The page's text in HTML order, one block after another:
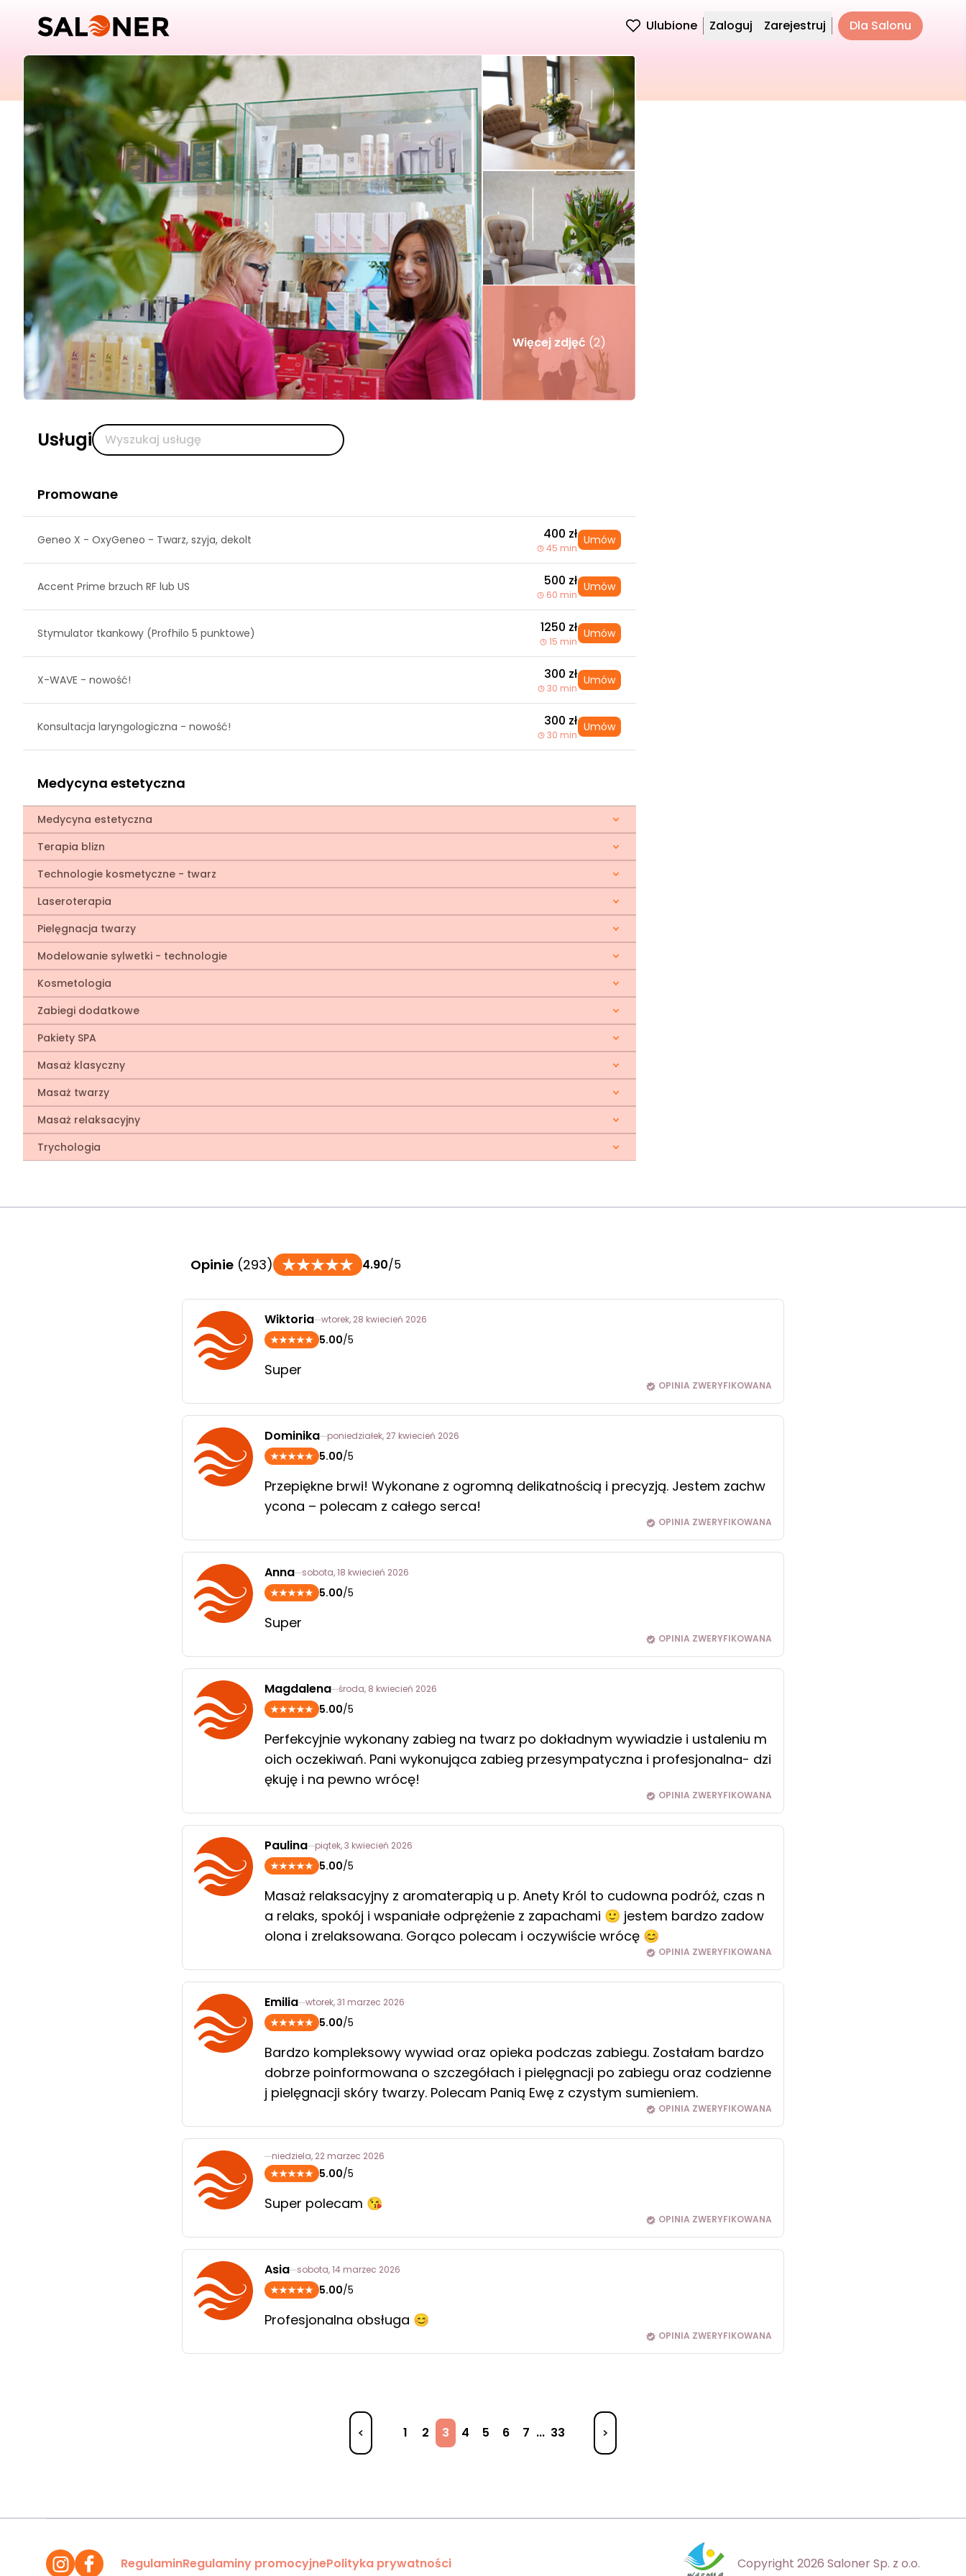
Ulubione Zaloguj Zarejestruj Dla Salonu
Więcej zdjęć (2)
Usługi
Promowane
Geneo X - OxyGeneo - Twarz, szyja, dekolt 400 zł
45 min
Umów
Accent Prime brzuch RF lub US 500 zł
60 min
Umów
Stymulator tkankowy (Profhilo 5 punktowe) 1250 zł
15 min
Umów
X-WAVE - nowość! 300 zł
30 min
Umów
Konsultacja laryngologiczna - nowość! 300 zł
30 min
Umów
Medycyna estetyczna
Medycyna estetyczna
Terapia blizn
Technologie kosmetyczne - twarz
Laseroterapia
Pielęgnacja twarzy
Modelowanie sylwetki - technologie
Kosmetologia
Zabiegi dodatkowe
Pakiety SPA
Masaż klasyczny
Masaż twarzy
Masaż relaksacyjny
Trychologia
Opinie (293) 4.90/5
Wiktoria wtorek, 28 kwiecień 2026
5.00/5
Super
OPINIA ZWERYFIKOWANA
Dominika poniedziałek, 27 kwiecień 2026
5.00/5
Przepiękne brwi! Wykonane z ogromną delikatnością i precyzją. Jestem zachw
ycona – polecam z całego serca!
OPINIA ZWERYFIKOWANA
Anna sobota, 18 kwiecień 2026
5.00/5
Super
OPINIA ZWERYFIKOWANA
Magdalena środa, 8 kwiecień 2026
5.00/5
Perfekcyjnie wykonany zabieg na twarz po dokładnym wywiadzie i ustaleniu m
oich oczekiwań. Pani wykonująca zabieg przesympatyczna i profesjonalna- dzi
ękuję i na pewno wrócę!
OPINIA ZWERYFIKOWANA
Paulina piątek, 3 kwiecień 2026
5.00/5
Masaż relaksacyjny z aromaterapią u p. Anety Król to cudowna podróż, czas n
a relaks, spokój i wspaniałe odprężenie z zapachami 🙂 jestem bardzo zadow
olona i zrelaksowana. Gorąco polecam i oczywiście wrócę 😊
OPINIA ZWERYFIKOWANA
Emilia wtorek, 31 marzec 2026
5.00/5
Bardzo kompleksowy wywiad oraz opieka podczas zabiegu. Zostałam bardzo
dobrze poinformowana o szczegółach i pielęgnacji po zabiegu oraz codzienne
j pielęgnacji skóry twarzy. Polecam Panią Ewę z czystym sumieniem.
OPINIA ZWERYFIKOWANA
niedziela, 22 marzec 2026
5.00/5
Super polecam 😘
OPINIA ZWERYFIKOWANA
Asia sobota, 14 marzec 2026
5.00/5
Profesjonalna obsługa 😊
OPINIA ZWERYFIKOWANA
1 2 3 4 5 6 7 ... 33
RegulaminRegulaminy promocyjnePolityka prywatności Copyright 2026 Saloner Sp. z o.o.